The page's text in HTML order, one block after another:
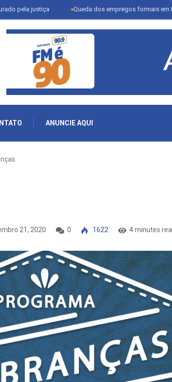
Queda dos empregos formais em Itu reflete
ANUNCIE AQUI
21, 2020 0 1622 4 minutes